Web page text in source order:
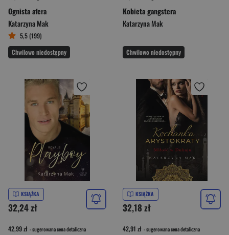
Ognista afera
Katarzyna Mak
5,5 (199)
Chwilowo niedostępny
Kobieta gangstera
Katarzyna Mak
Chwilowo niedostępny
KSIĄŻKA
32,24 zł
42,99 zł - sugerowana cena detaliczna
KSIĄŻKA
32,18 zł
42,91 zł - sugerowana cena detaliczna